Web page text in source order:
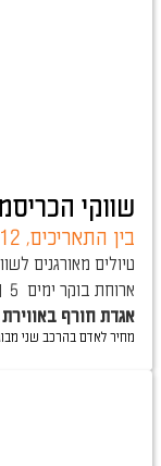
שווקי
בין התאריכים,
טיולים מאורגנים
5 ימים ארוחת בוקר
אגדת חורף
מחיר לאדם בהרכב שני